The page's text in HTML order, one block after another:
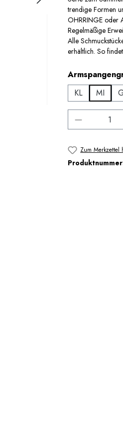
trendige Formen
OHRRINGE oder
Regelmäßige
Alle
erhältlich. So
KL
MI
Produkt
Zum